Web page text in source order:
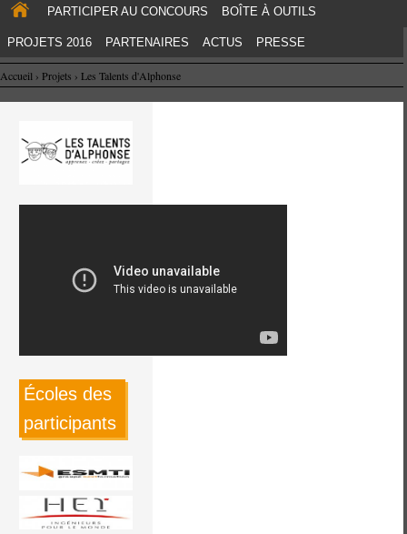
PARTICIPER AU CONCOURS BOÎTE À OUTILS
PROJETS 2016 PARTENAIRES ACTUS PRESSE
Accueil › Projets › Les Talents d'Alphonse
Écoles des
participants